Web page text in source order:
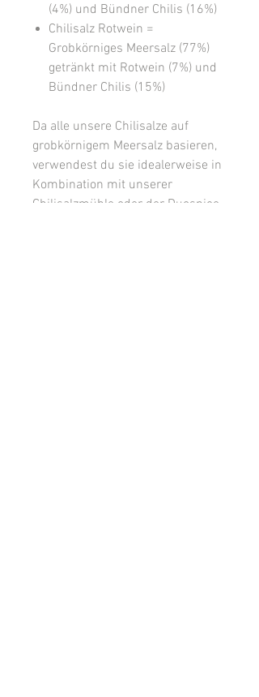
(4%) und Bündner Chilis (16%)
Chilisalz Rotwein =
Grobkörniges Meersalz (77%)
getränkt mit Rotwein (7%) und
Bündner Chilis (15%)
Da alle unsere Chilisalze auf
grobkörnigem Meersalz basieren,
verwendest du sie idealerweise in
Kombination mit unserer
Chilisalzmühle oder der Duospice